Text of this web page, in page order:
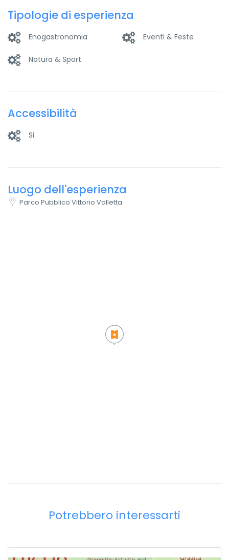
Tipologie di esperienza
Enogastronomia Eventi & Feste
Natura & Sport
Accessibilità
Si
Luogo dell'esperienza
Parco Pubblico Vittorio Valletta
Potrebbero interessarti